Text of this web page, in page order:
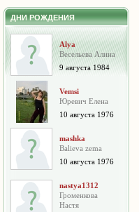
ДНИ РОЖДЕНИЯ
Alya
Весельева Алина
9 августа 1984
Vemsi
Юревич Елена
10 августа 1976
mashka
Balieva zema
10 августа 1976
nastya1312
Громенкова
Настя